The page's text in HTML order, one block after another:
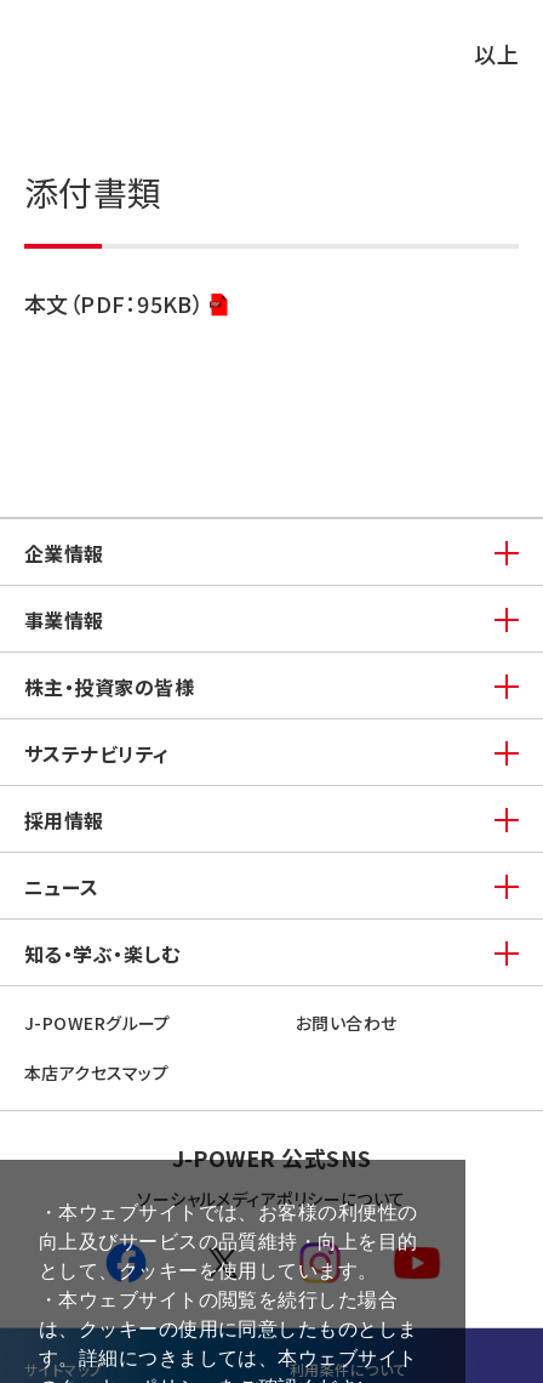
・本ウェブサイトでは、お客様の利便性の
向上及びサービスの品質維持・向上を目的
として、クッキーを使用しています。
・本ウェブサイトの閲覧を続行した場合
は、クッキーの使用に同意したものとしま
す。詳細につきましては、本ウェブサイト
以上
添付書類
本文（PDF：95KB）
企業情報
事業情報
株主・投資家の皆様
サステナビリティ
採用情報
ニュース
知る・学ぶ・楽しむ
J-POWERグループ お問い合わせ
本店アクセスマップ
J-POWER 公式SNS
ソーシャルメディアポリシーについて
サイトマップ 利⽤条件について